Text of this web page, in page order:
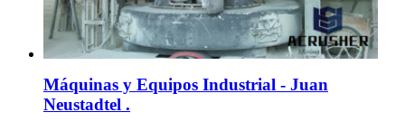
Máquinas y Equipos Industrial - Juan
Neustadtel .